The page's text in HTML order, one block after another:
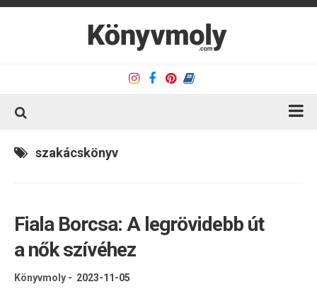
Kapcsolat
Olvasó sarok
Könyveim
szakácskönyv
Fiala Borcsa: A ​legrövidebb út
a nők szívéhez
Könyvmoly - 2023-11-05